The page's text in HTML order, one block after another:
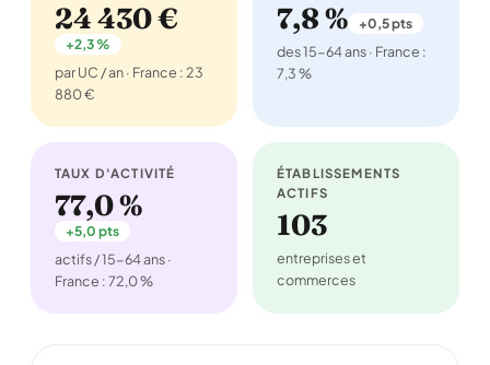
24 430 €
+2,3 %
par UC / an · France : 23
880 €
7,8 % +0,5 pts
des 15-64 ans · France :
7,3 %
TAUX D'ACTIVITÉ
77,0 %
+5,0 pts
actifs / 15-64 ans ·
France : 72,0 %
ÉTABLISSEMENTS
ACTIFS
103
entreprises et
commerces